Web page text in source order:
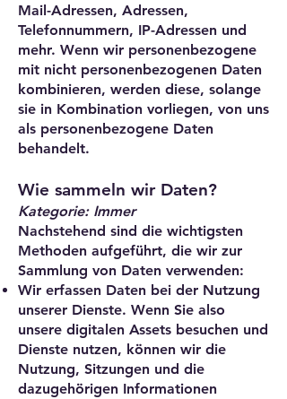
Mail-Adressen, Adressen,
Telefonnummern, IP-Adressen und
mehr. Wenn wir personenbezogene
mit nicht personenbezogenen Daten
kombinieren, werden diese, solange
sie in Kombination vorliegen, von uns
als personenbezogene Daten
behandelt.
Wie sammeln wir Daten?
Kategorie: Immer
Nachstehend sind die wichtigsten
Methoden aufgeführt, die wir zur
Sammlung von Daten verwenden:
Wir erfassen Daten bei der Nutzung
unserer Dienste. Wenn Sie also
unsere digitalen Assets besuchen und
Dienste nutzen, können wir die
Nutzung, Sitzungen und die
dazugehörigen Informationen